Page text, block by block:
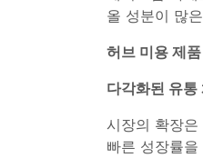
올 성분이 많
허브 미용 제
다각화된 유통
시장의 확장
빠른 성장률